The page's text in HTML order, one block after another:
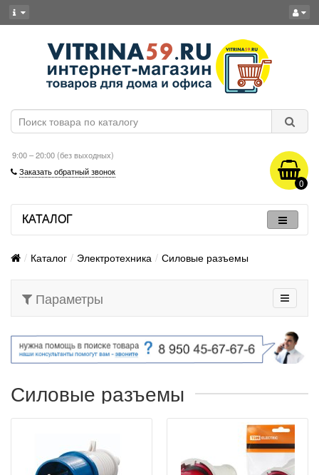
9:00 – 20:00 (без выходных)
Заказать обратный звонок
0
КАТАЛОГ
Каталог Электротехника Силовые разъемы
Параметры
Силовые разъемы